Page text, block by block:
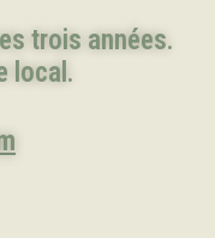
trois années.
local.